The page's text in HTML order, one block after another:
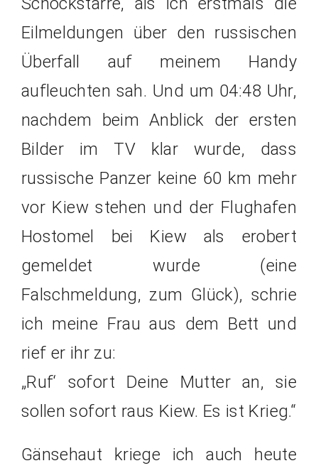
Eilmeldungen über den russischen
Überfall auf meinem Handy
aufleuchten sah. Und um 04:48 Uhr,
nachdem beim Anblick der ersten
Bilder im TV klar wurde, dass
russische Panzer keine 60 km mehr
vor Kiew stehen und der Flughafen
Hostomel bei Kiew als erobert
gemeldet wurde (eine
Falschmeldung, zum Glück), schrie
ich meine Frau aus dem Bett und
rief er ihr zu:
„Ruf‘ sofort Deine Mutter an, sie
sollen sofort raus Kiew. Es ist Krieg.“
Gänsehaut kriege ich auch heute